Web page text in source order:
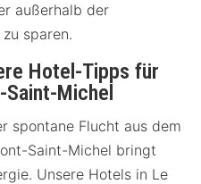
außerhalb der
sparen.
Hotel-Tipps für
Michel
spontane Flucht aus dem
Saint-Michel bringt
Unsere Hotels in Le